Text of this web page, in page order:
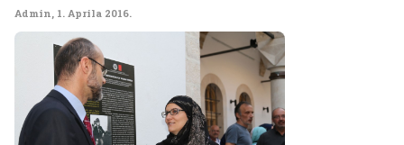
Admin, 1. Aprila 2016.